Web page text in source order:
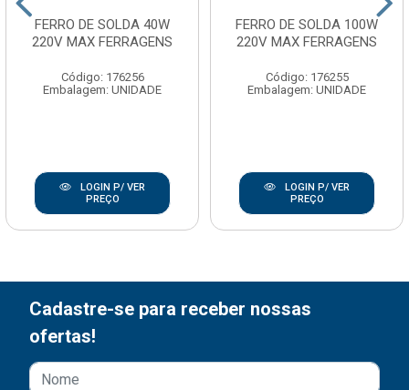
FERRO DE SOLDA 40W
220V MAX FERRAGENS
Código: 176256
Embalagem: UNIDADE
LOGIN P/ VER
PREÇO
FERRO DE SOLDA 100W
220V MAX FERRAGENS
Código: 176255
Embalagem: UNIDADE
LOGIN P/ VER
PREÇO
Cadastre-se para receber nossas
ofertas!